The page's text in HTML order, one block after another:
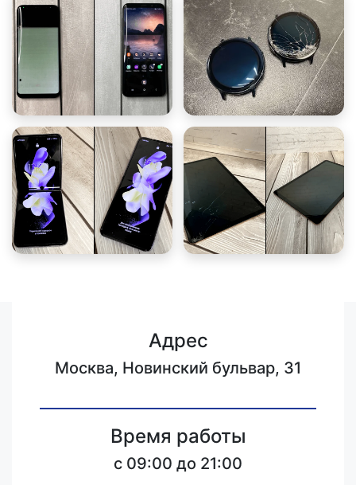
Адрес
Москва, Новинский бульвар, 31
Время работы
c 09:00 до 21:00